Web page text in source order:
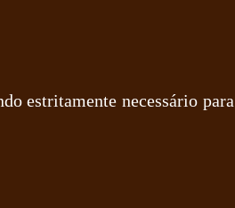
estritamente necessário para